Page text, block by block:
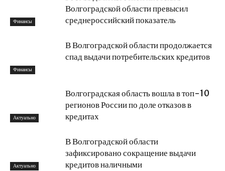
Финансы
Волгоградской области превысил
среднероссийский показатель
Финансы
В Волгоградской области продолжается
спад выдачи потребительских кредитов
Актуально
Волгоградская область вошла в топ-10
регионов России по доле отказов в
кредитах
Актуально
В Волгоградской области
зафиксировано сокращение выдачи
кредитов наличными